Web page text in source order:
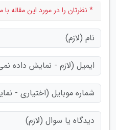
* نظرتان را در مورد این مقاله با